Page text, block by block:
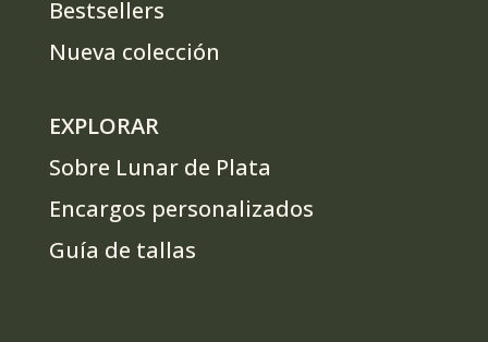
Bestsellers
Nueva colección
EXPLORAR
Sobre Lunar de Plata
Encargos personalizados
Guía de tallas